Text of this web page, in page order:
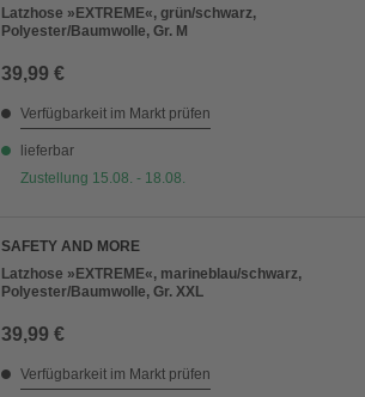
Latzhose »EXTREME«, grün/schwarz,
Polyester/Baumwolle, Gr. M
39,99 €
Verfügbarkeit im Markt prüfen
lieferbar
Zustellung 15.08. - 18.08.
SAFETY AND MORE
Latzhose »EXTREME«, marineblau/schwarz,
Polyester/Baumwolle, Gr. XXL
39,99 €
Verfügbarkeit im Markt prüfen